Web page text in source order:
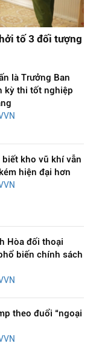
tố 3 đối tượng
là Trưởng Ban
kỳ thi tốt nghiệp
kho vũ khí vẫn
hiện đại hơn
Hòa đối thoại
biến chính sách
theo đuổi “ngoại